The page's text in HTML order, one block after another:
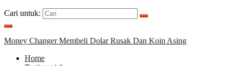
Cari untuk:
Money Changer Membeli Dolar Rusak Dan Koin Asing
Home